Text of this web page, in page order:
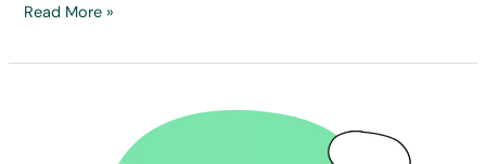
Découvrez
Green
Read More »